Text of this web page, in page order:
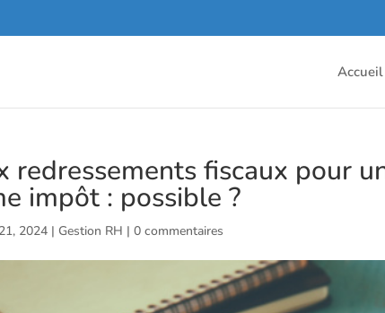
Accueil
redressements fiscaux pour
impôt : possible ?
2024 | Gestion RH |0 commentaires